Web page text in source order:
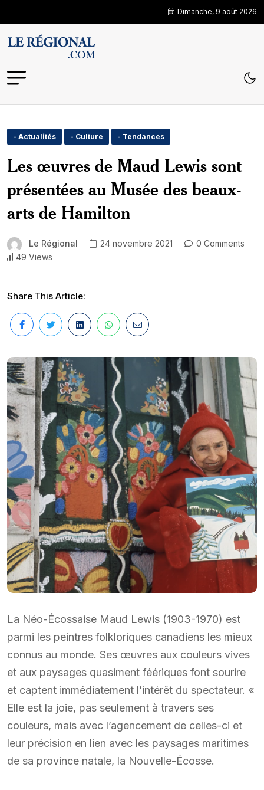
Dimanche, 9 août 2026
- Actualités - Culture - Tendances
Les œuvres de Maud Lewis sont
présentées au Musée des beaux-
arts de Hamilton
Le Régional 24 novembre 2021
0 Comments
49 Views
Share This Article:
La Néo-Écossaise Maud Lewis (1903-1970) est
parmi les peintres folkloriques canadiens les mieux
connus au monde. Ses œuvres aux couleurs vives
et aux paysages quasiment féériques font sourire
et captent immédiatement l’intérêt du spectateur. «
Elle est la joie, pas seulement à travers ses
couleurs, mais avec l’agencement de celles-ci et
leur précision en lien avec les paysages maritimes
de sa province natale, la Nouvelle-Écosse.